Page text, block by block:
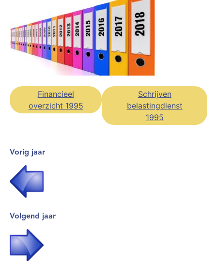
Financieel
overzicht 1995
Schrijven
belastingdienst
1995
Vorig jaar
Volgend jaar